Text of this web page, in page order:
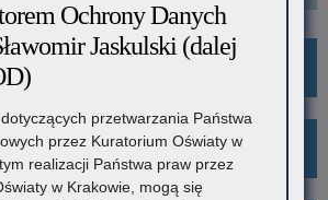
Ochrony Danych
Jaskulski (dalej
przetwarzania Państwa
przez Kuratorium Oświaty w
realizacji Państwa praw przez
w Krakowie, mogą się